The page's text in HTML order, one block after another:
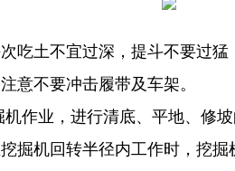
吃土不宜过深，提斗不要过
意不要冲击履带及车架。
作业，进行清底、平地、修
掘机回转半径内工作时，挖